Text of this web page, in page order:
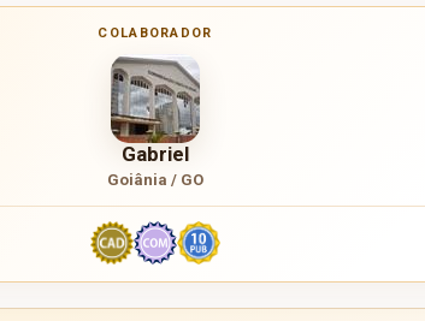
COLABORADOR
Gabriel
Goiânia / GO